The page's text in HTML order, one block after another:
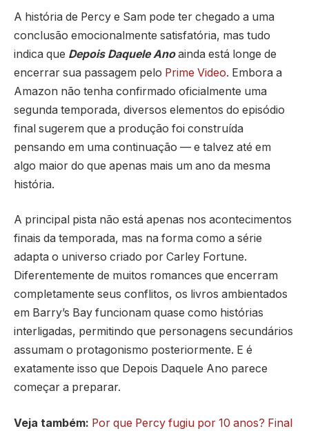
A história de Percy e Sam pode ter chegado a uma
conclusão emocionalmente satisfatória, mas tudo
indica que Depois Daquele Anoainda está longe de
encerrar sua passagem pelo Prime Video. Embora a
Amazon não tenha confirmado oficialmente uma
segunda temporada, diversos elementos do episódio
final sugerem que a produção foi construída
pensando em uma continuação — e talvez até em
algo maior do que apenas mais um ano da mesma
história.
A principal pista não está apenas nos acontecimentos
finais da temporada, mas na forma como a série
adapta o universo criado por Carley Fortune.
Diferentemente de muitos romances que encerram
completamente seus conflitos, os livros ambientados
em Barry’s Bay funcionam quase como histórias
interligadas, permitindo que personagens secundários
assumam o protagonismo posteriormente. E é
exatamente isso que Depois Daquele Ano parece
começar a preparar.
Veja também: Por que Percy fugiu por 10 anos? Final